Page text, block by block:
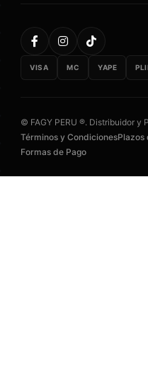
VISA MC YAPE
© FAGY PERU ®. Distribuidor y
Términos y CondicionesPlazos
Formas de Pago